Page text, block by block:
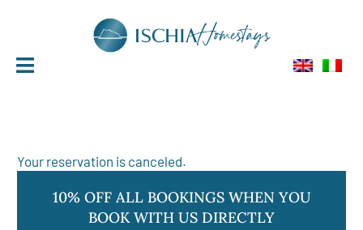
Your reservation is canceled.